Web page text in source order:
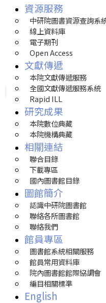
資源服務
中研院圖書資源查詢系
線上資料庫
電子期刊
Open Access
文獻傳遞
本院文獻傳遞服務
全國文獻傳遞服務系統
Rapid ILL
研究成果
本院數位典藏
本院機構典藏
相關連結
聯合目錄
下載專區
國內圖書館目錄
圖館簡介
認識中研院圖書館
聯絡各所圖書館
聯絡我們
館員專區
圖書館系統相關服務
館員常用資料庫
院內圖書館館際協調會
編目相關標準
English